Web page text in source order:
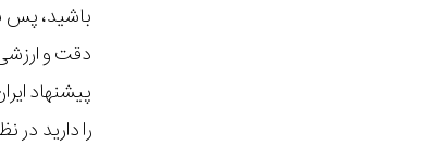
باشید، پس
دقت و
پیشنهاد
را دارید